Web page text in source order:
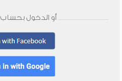
أو الدخول بحساب